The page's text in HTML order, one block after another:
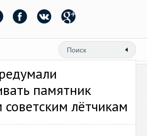
памятник
лётчикам‍